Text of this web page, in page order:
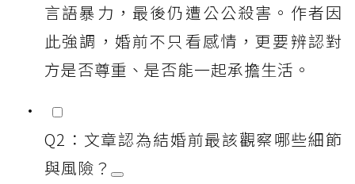
言語暴力，最後仍遭公公殺害。作者因
此強調，婚前不只看感情，更要辨認對
方是否尊重、是否能一起承擔生活。
Q2：文章認為結婚前最該觀察哪些細節
與風險？